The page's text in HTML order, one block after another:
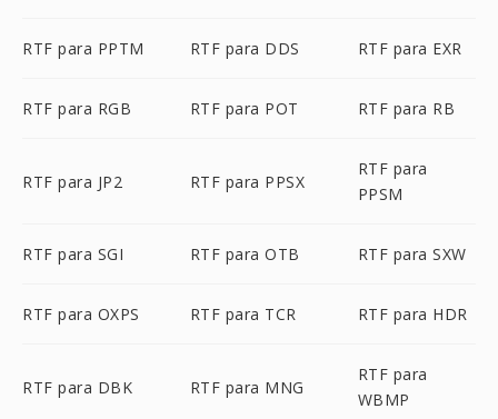
RTF para PPTM RTF para DDS RTF para EXR
RTF para RGB RTF para POT RTF para RB
RTF para JP2 RTF para PPSX
RTF para
PPSM
RTF para SGI RTF para OTB RTF para SXW
RTF para OXPS RTF para TCR RTF para HDR
RTF para DBK RTF para MNG
RTF para
WBMP